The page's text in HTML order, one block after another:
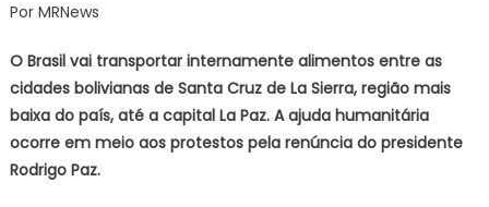
entre
cidades
Por MRNews
O Brasil vai transportar internamente alimentos entre as
cidades bolivianas de Santa Cruz de La Sierra, região mais
baixa do país, até a capital La Paz. A ajuda humanitária
ocorre em meio aos protestos pela renúncia do presidente
Rodrigo Paz.